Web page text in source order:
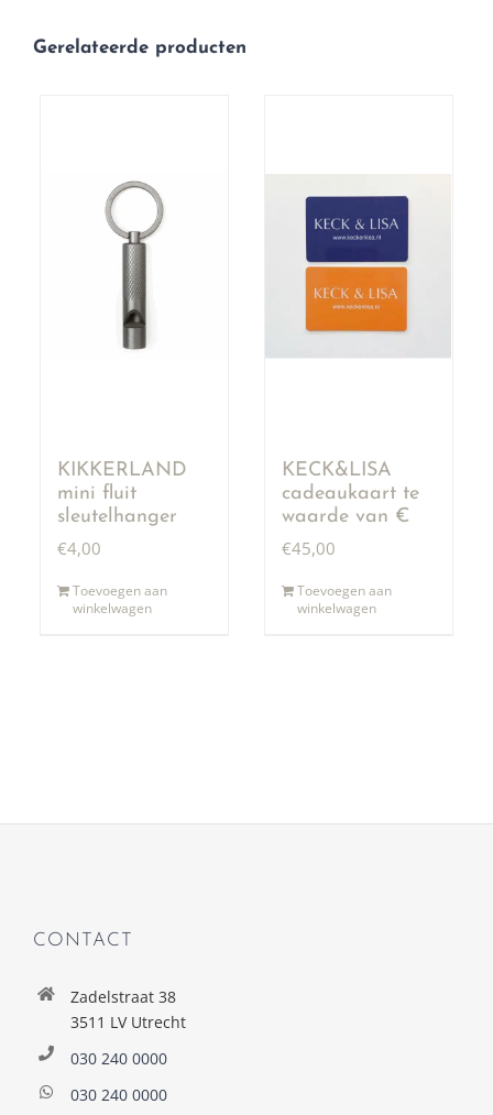
Gerelateerde producten
KIKKERLAND
mini fluit
sleutelhanger
€4,00
Toevoegen aan
winkelwagen
KECK&LISA
cadeaukaart te
waarde van €
50,00
€45,00
Toevoegen aan
winkelwagen
CONTACT
Zadelstraat 38
3511 LV Utrecht
030 240 0000
030 240 0000